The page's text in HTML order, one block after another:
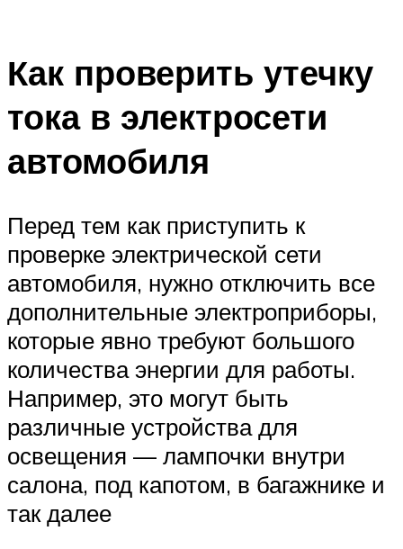
Как проверить утечку
тока в электросети
автомобиля
Перед тем как приступить к
проверке электрической сети
автомобиля, нужно отключить все
дополнительные электроприборы,
которые явно требуют большого
количества энергии для работы.
Например, это могут быть
различные устройства для
освещения — лампочки внутри
салона, под капотом, в багажнике и
так далее